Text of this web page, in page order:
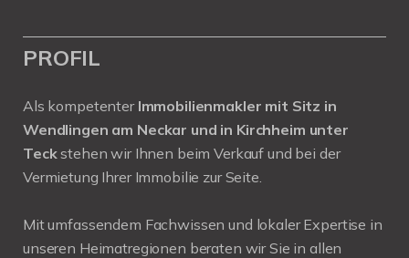
PROFIL
Als kompetenter Immobilienmakler mit Sitz in
Wendlingen am Neckar und in Kirchheim unter
Teckstehen wir Ihnen beim Verkauf und bei der
Vermietung Ihrer Immobilie zur Seite.
Mit umfassendem Fachwissen und lokaler Expertise in
unseren Heimatregionen beraten wir Sie in allen